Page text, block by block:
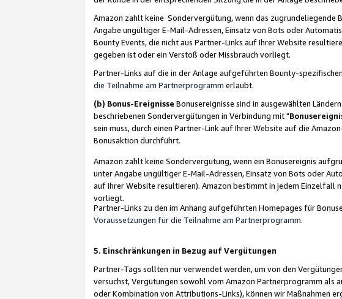
Amazon zahlt keine Sondervergütung, wenn das zugrundeliegende
Angabe ungültiger E-Mail-Adressen, Einsatz von Bots oder
Bounty Events, die nicht aus Partner-Links auf Ihrer Website
gegeben ist oder ein Verstoß oder Missbrauch vorliegt.
Partner-Links auf die in der Anlage aufgeführten Bounty-
die Teilnahme am Partnerprogramm erlaubt.
(b) Bonus-Ereignisse Bonusereignisse sind in ausgewählten
beschriebenen Sondervergütungen in Verbindung mit "
sein muss, durch einen Partner-Link auf Ihrer Website auf die
Bonusaktion durchführt.
Amazon zahlt keine Sondervergütung, wenn ein Bonusereignis
unter Angabe ungültiger E-Mail-Adressen, Einsatz von Bots oder
auf Ihrer Website resultieren). Amazon bestimmt in jedem Einzelfall
vorliegt.
Partner-Links zu den im Anhang aufgeführten Homepages für
Voraussetzungen für die Teilnahme am Partnerprogramm.
5. Einschränkungen in Bezug auf Vergütungen
Partner-Tags sollten nur verwendet werden, um von den
versuchst, Vergütungen sowohl vom Amazon Partnerprogramm als
oder Kombination von Attributions-Links), können wir Maßnahmen